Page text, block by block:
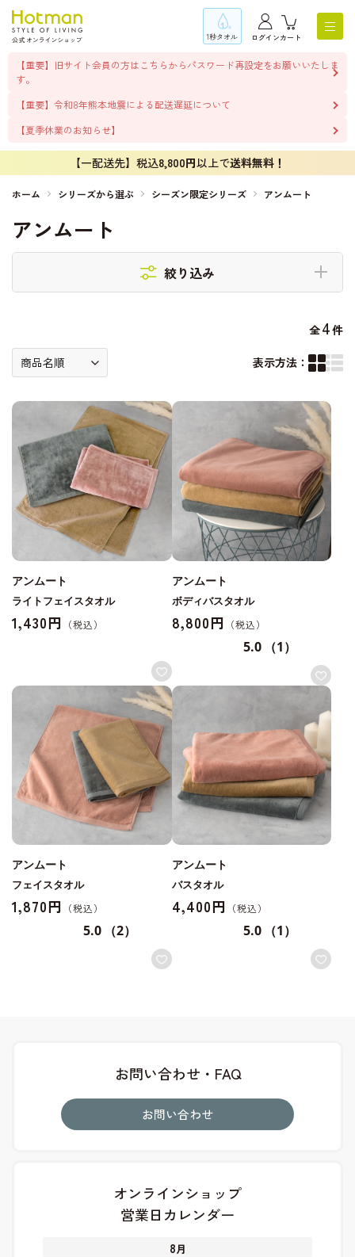
1秒タオル ログインカート
【重要】旧サイト会員の方はこちらからパスワード再設定をお願いいたしま
す。
【重要】令和8年熊本地震による配送遅延について
【夏季休業のお知らせ】
【一配送先】税込8,800円以上で送料無料！
ホーム シリーズから選ぶ シーズン限定シリーズ アンムート
アンムート
絞り込み
全4件
表示方法：
アンムート
ライトフェイスタオル
1,430円
アンムート
ボディバスタオル
8,800円
5.0 （1）
アンムート
フェイスタオル
1,870円
5.0 （2）
アンムート
バスタオル
4,400円
5.0 （1）
お問い合わせ・FAQ
お問い合わせ
オンラインショップ
営業日カレンダー
8月